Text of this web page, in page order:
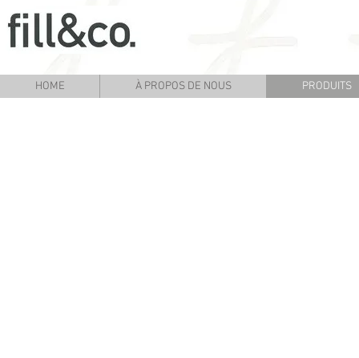
HOME À PROPOS DE NOUS PRODUITS